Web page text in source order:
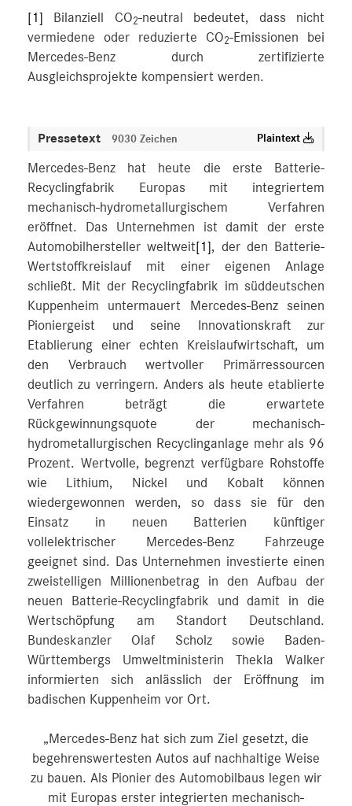
[1] Bilanziell CO2-neutral bedeutet, dass nicht
vermiedene oder reduzierte CO2-Emissionen bei
Mercedes-Benz durch zertifizierte
Ausgleichsprojekte kompensiert werden.
Pressetext 9030 Zeichen Plaintext
Mercedes-Benz hat heute die erste Batterie-
Recyclingfabrik Europas mit integriertem
mechanisch-hydrometallurgischem Verfahren
eröffnet. Das Unternehmen ist damit der erste
Automobilhersteller weltweit[1], der den Batterie-
Wertstoffkreislauf mit einer eigenen Anlage
schließt. Mit der Recyclingfabrik im süddeutschen
Kuppenheim untermauert Mercedes-Benz seinen
Pioniergeist und seine Innovationskraft zur
Etablierung einer echten Kreislaufwirtschaft, um
den Verbrauch wertvoller Primärressourcen
deutlich zu verringern. Anders als heute etablierte
Verfahren beträgt die erwartete
Rückgewinnungsquote der mechanisch-
hydrometallurgischen Recyclinganlage mehr als 96
Prozent. Wertvolle, begrenzt verfügbare Rohstoffe
wie Lithium, Nickel und Kobalt können
wiedergewonnen werden, so dass sie für den
Einsatz in neuen Batterien künftiger
vollelektrischer Mercedes-Benz Fahrzeuge
geeignet sind. Das Unternehmen investierte einen
zweistelligen Millionenbetrag in den Aufbau der
neuen Batterie-Recyclingfabrik und damit in die
Wertschöpfung am Standort Deutschland.
Bundeskanzler Olaf Scholz sowie Baden-
Württembergs Umweltministerin Thekla Walker
informierten sich anlässlich der Eröffnung im
badischen Kuppenheim vor Ort.
„Mercedes-Benz hat sich zum Ziel gesetzt, die
begehrenswertesten Autos auf nachhaltige Weise
zu bauen. Als Pionier des Automobilbaus legen wir
mit Europas erster integrierten mechanisch-